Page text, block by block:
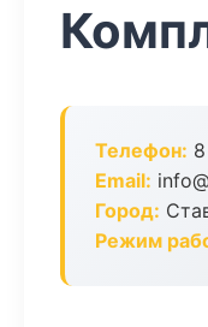
Телефон:
Email:
Город:
Режим